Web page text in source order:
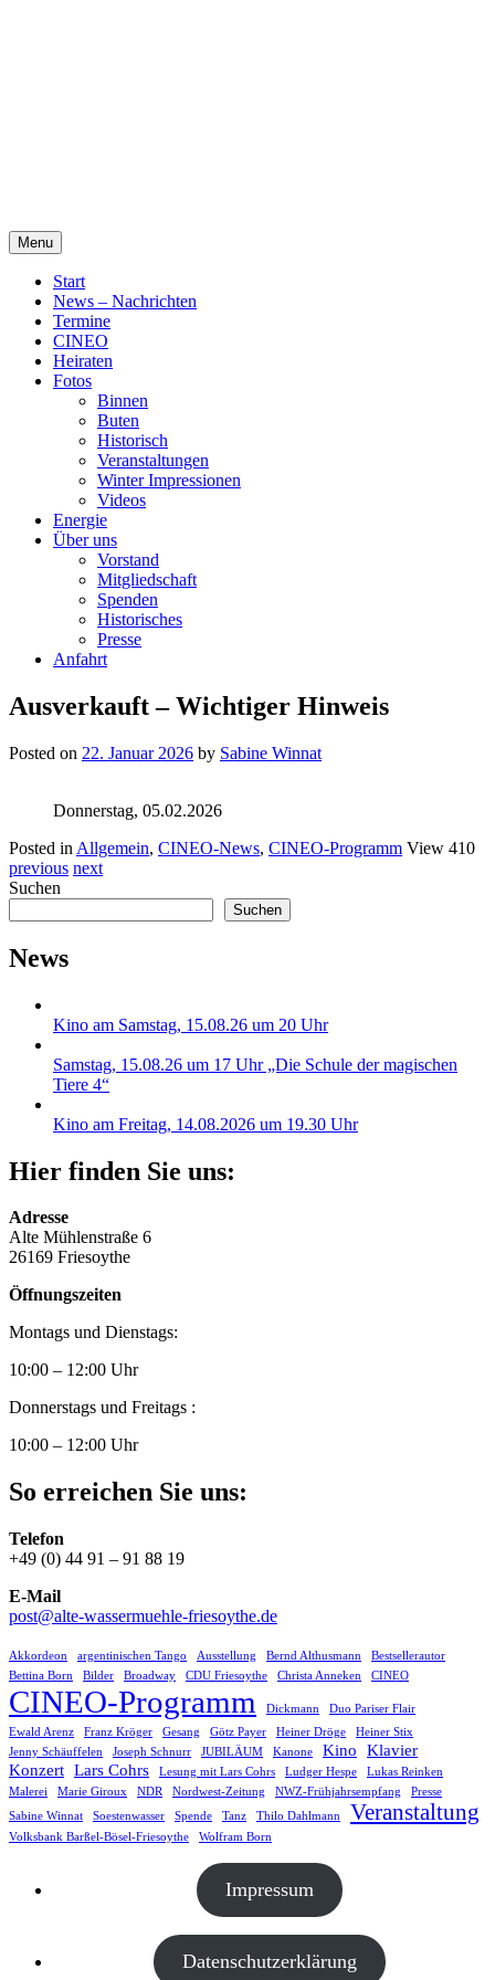
Menu
Start
News – Nachrichten
Termine
CINEO
Heiraten
Fotos
Binnen
Buten
Historisch
Veranstaltungen
Winter Impressionen
Videos
Energie
Über uns
Vorstand
Mitgliedschaft
Spenden
Historisches
Presse
Anfahrt
Ausverkauft – Wichtiger Hinweis
Posted on 22. Januar 2026 by Sabine Winnat
Donnerstag, 05.02.2026
Posted in Allgemein, CINEO-News, CINEO-Programm View 410
previous next
Suchen
Suchen
News
Kino am Samstag, 15.08.26 um 20 Uhr
Samstag, 15.08.26 um 17 Uhr „Die Schule der magischen
Tiere 4“
Kino am Freitag, 14.08.2026 um 19.30 Uhr
Hier finden Sie uns:
Adresse
Alte Mühlenstraße 6
26169 Friesoythe
Öffnungszeiten
Montags und Dienstags:
10:00 – 12:00 Uhr
Donnerstags und Freitags :
10:00 – 12:00 Uhr
So erreichen Sie uns:
Telefon
+49 (0) 44 91 – 91 88 19
E-Mail
post@alte-wassermuehle-friesoythe.de
Akkordeon argentinischen Tango Ausstellung Bernd Althusmann
Bestsellerautor
Bettina Born
Bilder Broadway CDU Friesoythe Christa Anneken CINEO
CINEO-Programm Dickmann
Duo Pariser Flair
Ewald Arenz
Franz Kröger Gesang Götz Payer Heiner Dröge
Heiner Stix
Jenny Schäuffelen
Joseph Schnurr JUBILÄUM Kanone Kino Klavier
Konzert Lars Cohrs Lesung mit Lars Cohrs Ludger Hespe
Lukas Reinken
Malerei
Marie Giroux NDR Nordwest-Zeitung NWZ-Frühjahrsempfang
Presse
Sabine Winnat
Soestenwasser Spende Tanz Thilo Dahlmann Veranstaltung
Volksbank Barßel-Bösel-Friesoythe Wolfram Born
Impressum
Datenschutzerklärung